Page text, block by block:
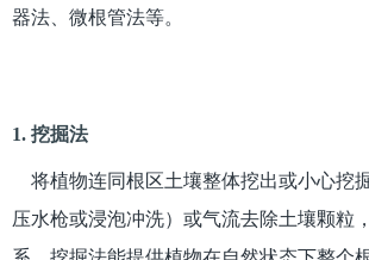
器法、微根管法等。
1. 挖掘法
将植物连同根区土壤整体挖出或小心挖
压水枪或浸泡冲洗）或气流去除土壤颗粒